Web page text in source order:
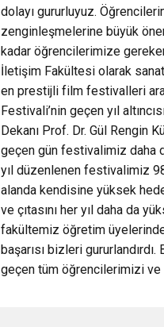
dolayı gururluyuz.
zenginleşmelerine büyük
kadar öğrencilerimize
İletişim Fakültesi olarak
en prestijli film festivalleri
Festivali’nin geçen yıl
Dekanı Prof. Dr. Gül Rengin
geçen gün festivalimiz daha
yıl düzenlenen festivalimiz
alanda kendisine yüksek
ve çıtasını her yıl daha da
fakültemiz öğretim
başarısı bizleri
geçen tüm öğrencilerimizi ve